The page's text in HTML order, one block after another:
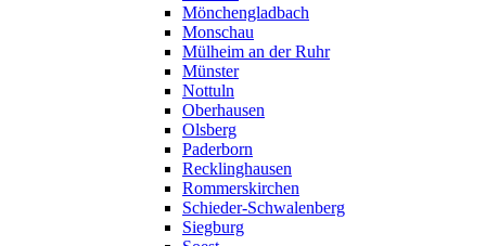
Mönchengladbach
Monschau
Mülheim an der Ruhr
Münster
Nottuln
Oberhausen
Olsberg
Paderborn
Recklinghausen
Rommerskirchen
Schieder-Schwalenberg
Siegburg